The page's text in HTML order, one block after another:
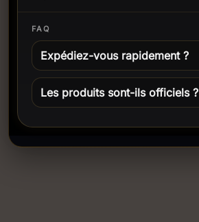
FAQ
Expédiez-vous rapidement ?
Les produits sont-ils officiels ?